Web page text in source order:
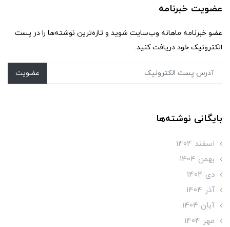
عضویت خبرنامه
عضو خبرنامه ماهانه وب‌سایت شوید و تازه‌ترین نوشته‌ها را در پست
الکترونیک خود دریافت کنید.
عضویت
بایگانی نوشته‌ها
اسفند 1404
بهمن 1404
دی 1404
آذر 1404
آبان 1404
مهر 1404